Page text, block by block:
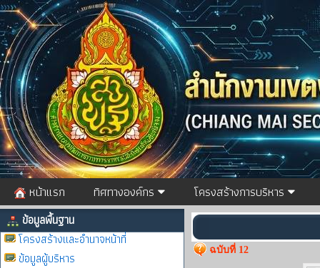
หน้าแรก ทิศทางองค์กร โครงสร้างการบริหาร
ข้อมูลพื้นฐาน
โครงสร้างและอำนาจหน้าที่
ข้อมูลผู้บริหาร
ฉบับที่ 12